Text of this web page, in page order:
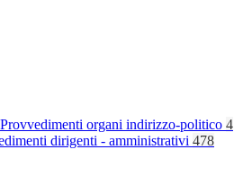
Provvedimenti organi indirizzo-politico 4
dirigenti - amministrativi 478